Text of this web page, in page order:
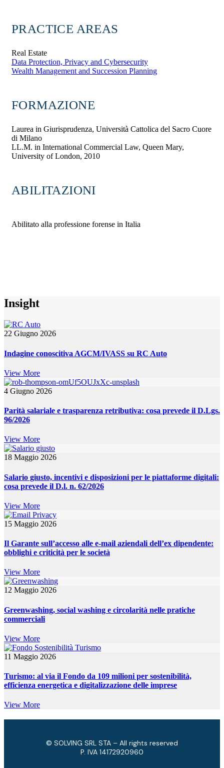
Real Estate
Data Protection, Privacy and Cybersecurity
Wealth Management and Succession Planning
PRACTICE AREAS
Laurea in Giurisprudenza, Università Cattolica del Sacro Cuore
di Milano
LL.M. in International Commercial Law, Queen Mary,
University of London, 2010
FORMAZIONE
ABILITAZIONI
Abilitato alla professione forense in Italia
Insight
22 Giugno 2026
Indagine conoscitiva AGCM/IVASS su RC Auto
View More
4 Giugno 2026
Parità salariale e trasparenza retributiva: cosa prevede il D.Lgs.
96/2026
View More
18 Maggio 2026
Salario giusto, incentivi e disposizioni per le piattaforme digitali:
cosa prevede il D.l. n. 62/2026
View More
15 Maggio 2026
Il Garante sull’accesso alle e-mail aziendali dell’ex dipendente:
obblighi e criticità per le società
View More
12 Maggio 2026
Greenwashing, social washing e circolarità nelle pratiche
commerciali
View More
11 Maggio 2026
Turismo: al via il Fondo da 109 milioni per sostenibilità,
efficienza energetica e digitalizzazione delle imprese
View More
© SOLVING SRL STA – All rights reserved
P. IVA ​14172920960